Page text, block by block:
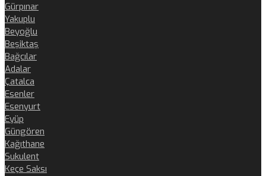
Gürpınar
Yakuplu
Beyoğlu
Beşiktaş
Bağcılar
Adalar
Çatalca
Esenler
Esenyurt
Eyüp
Güngören
Kağıthane
Sukulent
Keçe Saksı